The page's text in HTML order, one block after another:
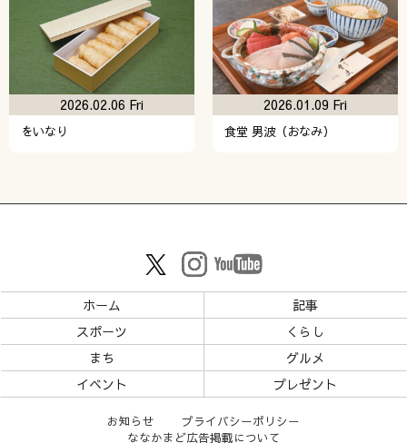
をいなり
2026.02.06 Fri
食堂 男波（おなみ）
2026.01.09 Fri
ホーム
記事
スポーツ
くらし
まち
グルメ
イベント
プレゼント
お知らせ
プライバシーポリシー
ななかまど広告掲載について